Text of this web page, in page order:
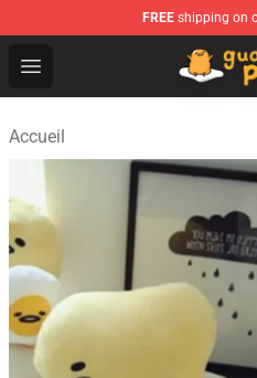
FREE shipping on
Open menu
Gudetama Plush Shop -
Accueil